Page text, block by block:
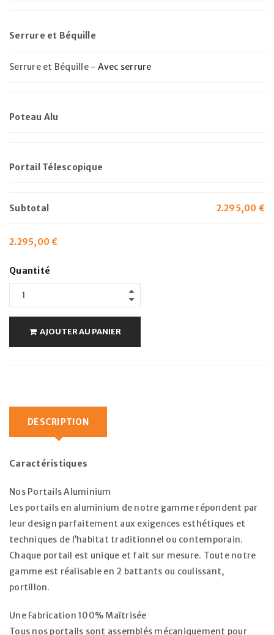
Serrure et Béquille
Serrure et Béquille- Avec serrure
Poteau Alu
Portail Télescopique
Subtotal 2.295,00 €
2.295,00€
Quantité
AJOUTER AU PANIER
DESCRIPTION
Caractéristiques
Nos Portails Aluminium
Les portails en aluminium de notre gamme répondent par
leur design parfaitement aux exigences esthétiques et
techniques de l’habitat traditionnel ou contemporain.
Chaque portail est unique et fait sur mesure. Toute notre
gamme est réalisable en 2 battants ou coulissant,
portillon.
Une Fabrication 100% Maîtrisée
Tous nos portails sont assemblés mécaniquement pour